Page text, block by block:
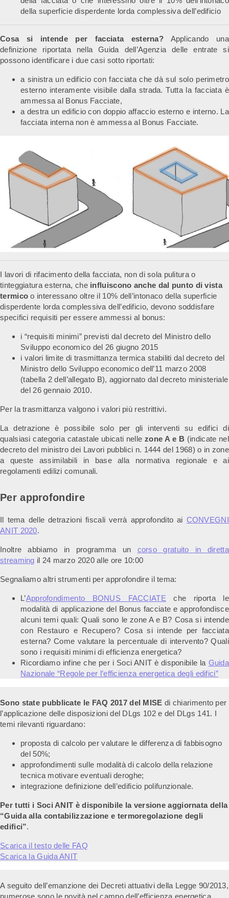
della superficie disperdente lorda complessiva dell’edificio
Cosa si intende per facciata esterna? Applicando una
definizione riportata nella Guida dell’Agenzia delle entrate si
possono identificare i due casi sotto riportati:
a sinistra un edificio con facciata che dà sul solo perimetro
esterno interamente visibile dalla strada. Tutta la facciata è
ammessa al Bonus Facciate,
a destra un edificio con doppio affaccio esterno e interno. La
facciata interna non è ammessa al Bonus Facciate.
I lavori di rifacimento della facciata, non di sola pulitura o
tinteggiatura esterna, che influiscono anche dal punto di vista
termico o interessano oltre il 10% dell’intonaco della superficie
disperdente lorda complessiva dell’edificio, devono soddisfare
specifici requisiti per essere ammessi al bonus:
i “requisiti minimi” previsti dal decreto del Ministro dello
Sviluppo economico del 26 giugno 2015
i valori limite di trasmittanza termica stabiliti dal decreto del
Ministro dello Sviluppo economico dell’11 marzo 2008
(tabella 2 dell’allegato B), aggiornato dal decreto ministeriale
del 26 gennaio 2010.
Per la trasmittanza valgono i valori più restrittivi.
La detrazione è possibile solo per gli interventi su edifici di
qualsiasi categoria catastale ubicati nelle zone A e B (indicate nel
decreto del ministro dei Lavori pubblici n. 1444 del 1968) o in zone
a queste assimilabili in base alla normativa regionale e ai
regolamenti edilizi comunali.
Per approfondire
Il tema delle detrazioni fiscali verrà approfondito ai CONVEGNI
ANIT 2020.
Inoltre abbiamo in programma un corso gratuito in diretta
streaming il 24 marzo 2020 alle ore 10:00
Segnaliamo altri strumenti per approfondire il tema:
L’Approfondimento BONUS FACCIATE che riporta le
modalità di applicazione del Bonus facciate e approfondisce
alcuni temi quali: Quali sono le zone A e B? Cosa si intende
con Restauro e Recupero? Cosa si intende per facciata
esterna? Come valutare la percentuale di intervento? Quali
sono i requisiti minimi di efficienza energetica?
Ricordiamo infine che per i Soci ANIT è disponibile la Guida
Nazionale “Regole per l’efficienza energetica degli edifici”
Sono state pubblicate le FAQ 2017 del MISE di chiarimento per
l’applicazione delle disposizioni del DLgs 102 e del DLgs 141. I
temi rilevanti riguardano:
proposta di calcolo per valutare le differenza di fabbisogno
del 50%;
approfondimenti sulle modalità di calcolo della relazione
tecnica motivare eventuali deroghe;
integrazione definizione dell’edificio polifunzionale.
Per tutti i Soci ANIT è disponibile la versione aggiornata della
“Guida alla contabilizzazione e termoregolazione degli
edifici”.
Scarica il testo delle FAQ
Scarica la Guida ANIT
A seguito dell’emanzione dei Decreti attuativi della Legge 90/2013,
numerose sono le novità nel campo dell’efficienza energetica